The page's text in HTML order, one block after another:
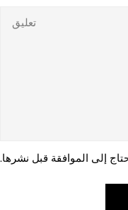
إلى الموافقة قبل نشرها.